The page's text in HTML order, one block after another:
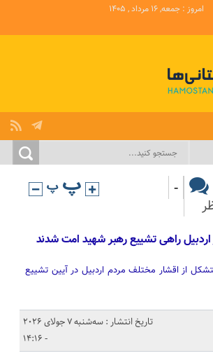
امروز : جمعه, ۱۶ مرداد , ۱۴۰۵
-
متشکل از اقشار مختلف مردم اردبیل در آیین تشییع
تاریخ انتشار : سه‌شنبه 7 جولای 2026
- 14:16